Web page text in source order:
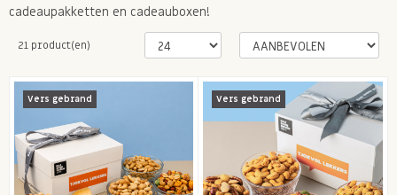
cadeaupakketten en cadeauboxen!
21 product(en)
Vers gebrand Vers gebrand